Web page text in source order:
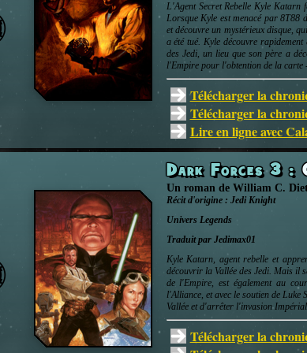
L'Agent Secret Rebelle Kyle
Lorsque Kyle est menacé par
et découvre un mystérieux disque,
a été tué. Kyle découvre
des Jedi, un lieu que son père a
l'Empire pour l'obtention de la carte
Télécharger la
Télécharger la
Lire en ligne avec
Dark Forces 3:
Un roman de William C.
Récit d'origine : Jedi Knight
Univers Legends
Traduit par Jedimax01
Kyle Katarn, agent rebelle et
découvrir la Vallée des Jedi. Mais il
de l'Empire, est également au
l'Alliance, et avec le soutien de
Vallée et d'arrêter l'invasion
Télécharger la